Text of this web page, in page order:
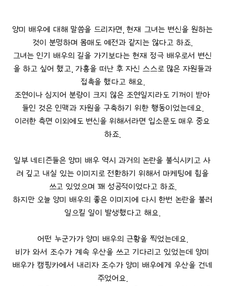
양미 배우에 대해 말씀을 드리자면, 현재 그녀는 변신을 원하는
것이 분명하며 몸매도 예전과 같지는 않다고 하죠.
그녀는 인기 배우의 길을 가기보다는 현재 정극 배우로서 변신
을 하고 싶어 했고, 가흥을 떠난 후 자신 스스로 많은 자원들과
접촉을 했다고 해요.
조연이나 심지어 분량이 크지 않은 조연일지라도 기꺼이 받아
들인 것은 인맥과 자원을 구축하기 위한 행동이었는데요.
이러한 측면 이외에도 변신을 위해서라면 입소문도 매우 중요
하죠.
일부 네티즌들은 양미 배우 역시 과거의 논란을 불식시키고 사
려 깊고 내실 있는 이미지로 전환하기 위해서 마케팅에 힘을
쓰고 있었으며 꽤 성공적이었다고 하죠.
하지만 오늘 양미 배우의 좋은 이미지에 다시 한번 논란을 불러
일으킬 일이 발생했다고 해요.
어떤 누군가가 양미 배우의 근황을 찍었는데요.
비가 와서 조수가 계속 우산을 쓰고 기다리고 있었는데 양미
배우가 캠핑카에서 내리자 조수가 양미 배우에게 우산을 건네
주었어요.